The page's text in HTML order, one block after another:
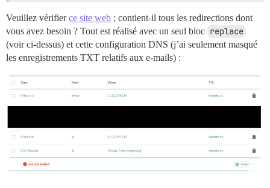
Veuillez vérifierce site web ; contient-il tous les redirections dont
vous avez besoin ? Tout est réalisé avec un seul bloc replace
(voir ci-dessus) et cette configuration DNS (j’ai seulement masqué
les enregistrements TXT relatifs aux e-mails) :